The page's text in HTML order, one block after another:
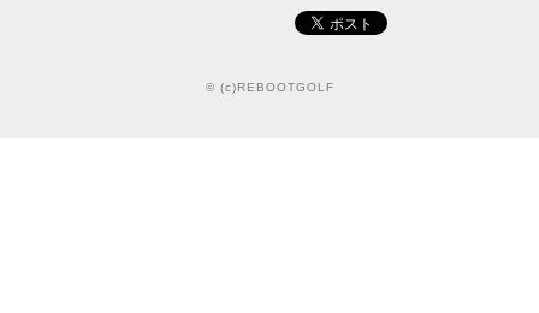
© (c)REBOOTGOLF